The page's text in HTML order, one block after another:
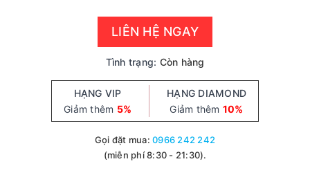
LIÊN HỆ NGAY
Tình trạng: Còn hàng
HẠNG VIP
Giảm thêm 5%
HẠNG DIAMOND
Giảm thêm 10%
Gọi đặt mua:0966 242 242
(miễn phí 8:30 - 21:30).